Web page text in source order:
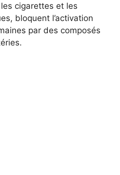
cigarettes et les
bloquent l’activation
par des composés